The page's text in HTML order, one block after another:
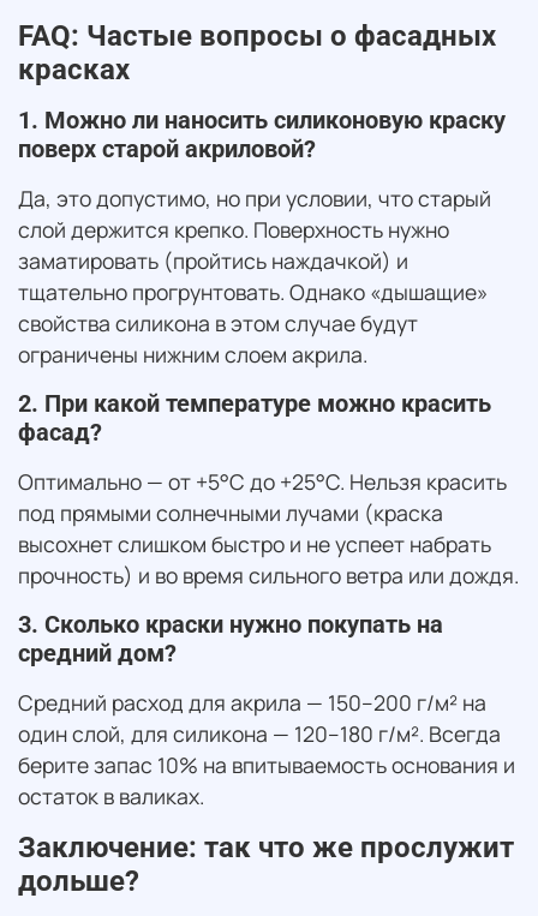
FAQ: Частые вопросы о фасадных
красках
1. Можно ли наносить силиконовую краску
поверх старой акриловой?
Да, это допустимо, но при условии, что старый
слой держится крепко. Поверхность нужно
заматировать (пройтись наждачкой) и
тщательно прогрунтовать. Однако «дышащие»
свойства силикона в этом случае будут
ограничены нижним слоем акрила.
2. При какой температуре можно красить
фасад?
Оптимально — от +5°C до +25°C. Нельзя красить
под прямыми солнечными лучами (краска
высохнет слишком быстро и не успеет набрать
прочность) и во время сильного ветра или дождя.
3. Сколько краски нужно покупать на
средний дом?
Средний расход для акрила — 150–200 г/м² на
один слой, для силикона — 120–180 г/м². Всегда
берите запас 10% на впитываемость основания и
остаток в валиках.
Заключение: так что же прослужит
дольше?